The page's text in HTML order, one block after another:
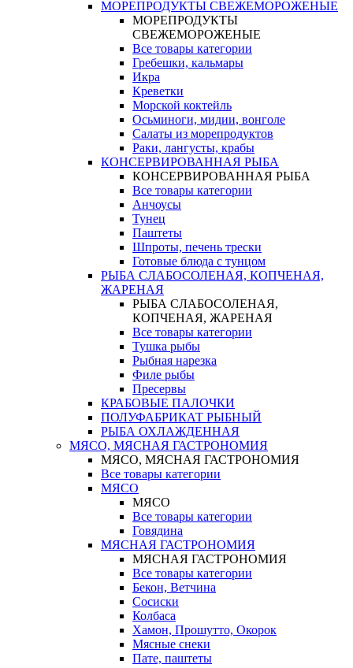
МОРЕПРОДУКТЫ СВЕЖЕМОРОЖЕНЫЕ
МОРЕПРОДУКТЫ
СВЕЖЕМОРОЖЕНЫЕ
Все товары категории
Гребешки, кальмары
Икра
Креветки
Морской коктейль
Осьминоги, мидии, вонголе
Салаты из морепродуктов
Раки, лангусты, крабы
КОНСЕРВИРОВАННАЯ РЫБА
КОНСЕРВИРОВАННАЯ РЫБА
Все товары категории
Анчоусы
Тунец
Паштеты
Шпроты, печень трески
Готовые блюда с тунцом
РЫБА СЛАБОСОЛЕНАЯ, КОПЧЕНАЯ,
ЖАРЕНАЯ
РЫБА СЛАБОСОЛЕНАЯ,
КОПЧЕНАЯ, ЖАРЕНАЯ
Все товары категории
Тушка рыбы
Рыбная нарезка
Филе рыбы
Пресервы
КРАБОВЫЕ ПАЛОЧКИ
ПОЛУФАБРИКАТ РЫБНЫЙ
РЫБА ОХЛАЖДЕННАЯ
МЯСО, МЯСНАЯ ГАСТРОНОМИЯ
МЯСО, МЯСНАЯ ГАСТРОНОМИЯ
Все товары категории
МЯСО
МЯСО
Все товары категории
Говядина
МЯСНАЯ ГАСТРОНОМИЯ
МЯСНАЯ ГАСТРОНОМИЯ
Все товары категории
Бекон, Ветчина
Сосиски
Колбаса
Хамон, Прошутто, Окорок
Мясные снеки
Пате, паштеты